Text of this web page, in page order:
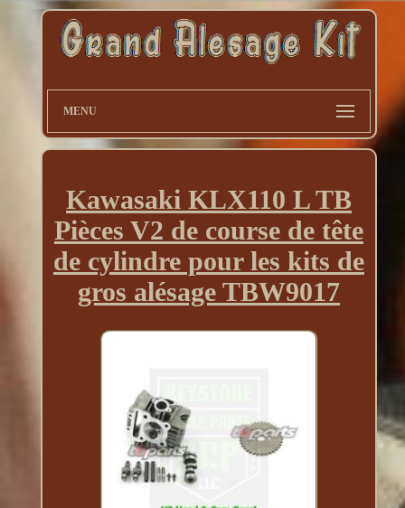
MENU
Kawasaki KLX110 L TB
Pièces V2 de course de tête
de cylindre pour les kits de
gros alésage TBW9017